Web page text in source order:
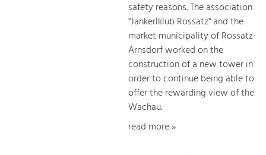
safety reasons. The association
"Jankerlklub Rossatz" and the
market municipality of Rossatz-
Arnsdorf worked on the
construction of a new tower in
order to continue being able to
offer the rewarding view of the
Wachau.
read more »